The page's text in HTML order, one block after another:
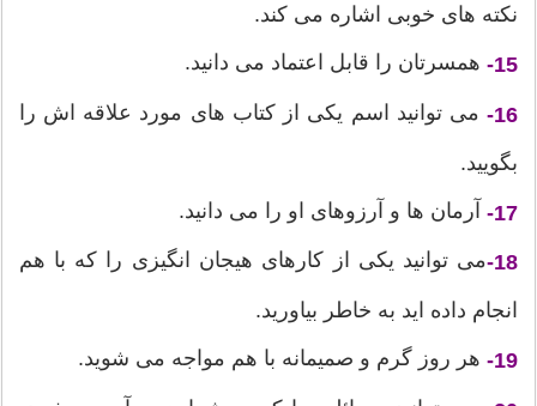
نکته های خوبی اشاره می کند.
15- همسرتان را قابل اعتماد می دانید.
16- می توانید اسم یکی از کتاب های مورد علاقه اش را
بگویید.
17- آرمان ها و آرزوهای او را می دانید.
18- می توانید یکی از کارهای هیجان انگیزی را که با هم
انجام داده اید به خاطر بیاورید.
19- هر روز گرم و صمیمانه با هم مواجه می شوید.